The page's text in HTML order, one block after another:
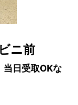
ニ前
日受取OKな